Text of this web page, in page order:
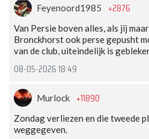
Feyenoord1985 +2876
Van Persie boven alles, als jij
Bronckhorst ook perse gepusht
van de club, uiteindelijk is
08-05-2026 18:49
Murlock +11890
Zondag verliezen en die tweede
weggegeven.